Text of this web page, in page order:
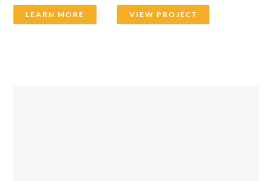
LEARN MORE VIEW PROJECT